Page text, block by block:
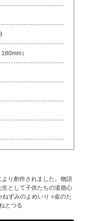
）
り創作されました。物語
として子供たちの道徳心
ずみのよめいり ○金のた
とつる